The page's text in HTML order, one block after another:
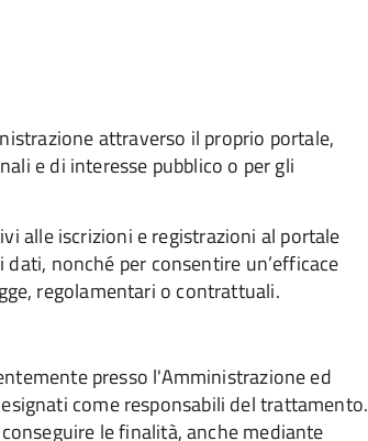
attraverso il proprio portale,
e di interesse pubblico o per gli
alle iscrizioni e registrazioni al portale
nonché per consentire un’efficace
regolamentari o contrattuali.
presso l'Amministrazione ed
come responsabili del trattamento.
le finalità, anche mediante